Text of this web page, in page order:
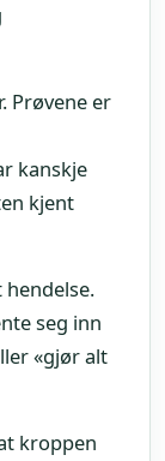
Prøvene er
kanskje
kjent
hendelse.
seg inn
«gjør alt
kroppen